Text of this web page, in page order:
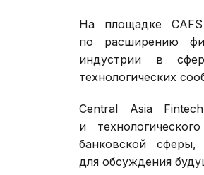
На площадке
по расширению
индустрии в
технологических
Central Asia
и
банковской сферы,
для обсуждения